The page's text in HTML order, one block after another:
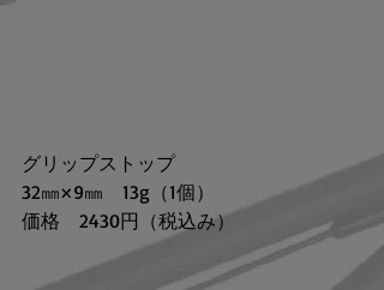
グリップストップ
32㎜×9㎜　13g（1個）
価格　2430円（税込み）